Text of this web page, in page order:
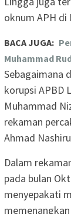
oknum APH di
BACA JUGA:
Muhammad
Sebagaimana
korupsi APBD
Muhammad
rekaman
Ahmad
Dalam
pada bulan
menyepakati